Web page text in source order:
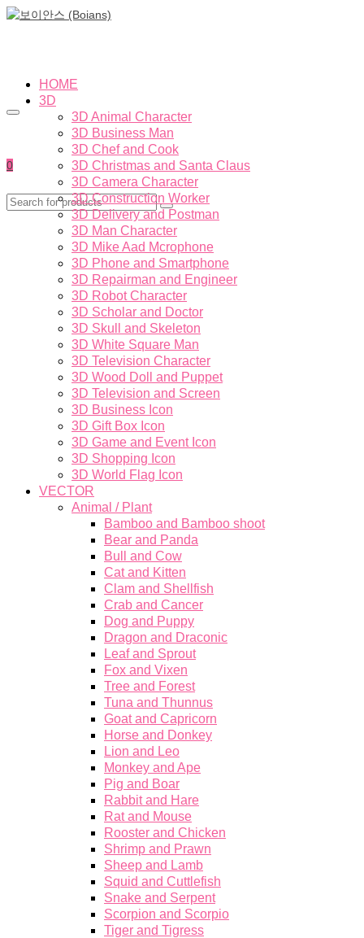
0
HOME
3D
3D Animal Character
3D Business Man
3D Chef and Cook
3D Christmas and Santa Claus
3D Camera Character
3D Construction Worker
3D Delivery and Postman
3D Man Character
3D Mike Aad Mcrophone
3D Phone and Smartphone
3D Repairman and Engineer
3D Robot Character
3D Scholar and Doctor
3D Skull and Skeleton
3D White Square Man
3D Television Character
3D Wood Doll and Puppet
3D Television and Screen
3D Business Icon
3D Gift Box Icon
3D Game and Event Icon
3D Shopping Icon
3D World Flag Icon
VECTOR
Animal / Plant
Bamboo and Bamboo shoot
Bear and Panda
Bull and Cow
Cat and Kitten
Clam and Shellfish
Crab and Cancer
Dog and Puppy
Dragon and Draconic
Leaf and Sprout
Fox and Vixen
Tree and Forest
Tuna and Thunnus
Goat and Capricorn
Horse and Donkey
Lion and Leo
Monkey and Ape
Pig and Boar
Rabbit and Hare
Rat and Mouse
Rooster and Chicken
Shrimp and Prawn
Sheep and Lamb
Squid and Cuttlefish
Snake and Serpent
Scorpion and Scorpio
Tiger and Tigress